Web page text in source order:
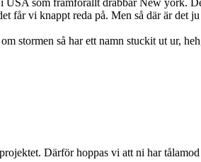
som framförallt drabbar New york.
får vi knappt reda på. Men så där är det
stormen så har ett namn stuckit ut ur,
Därför hoppas vi att ni har